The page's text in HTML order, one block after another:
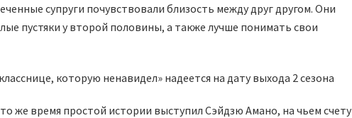
супруги почувствовали близость между друг другом. Они
пустяки у второй половины, а также лучше понимать свои
же время простой истории выступил Сэйдзю Амано, на чьем счету